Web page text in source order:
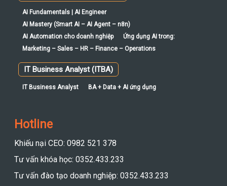
AI Fundamentals | AI Engineer
AI Mastery (Smart AI – AI Agent – n8n)
AI Automation cho doanh nghiệp
Ứng dụng AI trong:
Marketing – Sales – HR – Finance – Operations
IT Business Analyst (ITBA)
IT Business Analyst BA + Data + AI ứng dụng
Hotline
Khiếu nại CEO: 0982 521 378
Tư vấn khóa học: 0352.433.233
Tư vấn đào tạo doanh nghiệp: 0352.433.233